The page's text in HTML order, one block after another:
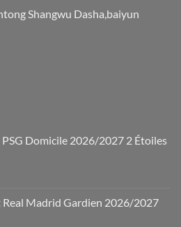
Shangwu Dasha,baiyun
Domicile 2026/2027 2 Étoiles
Madrid Gardien 2026/2027